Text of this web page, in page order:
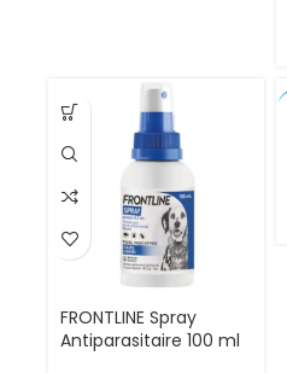
Taille M pour Animaux
de 6 à 10 kg
FRONTLINE Spray
Antiparasitaire 100 ml